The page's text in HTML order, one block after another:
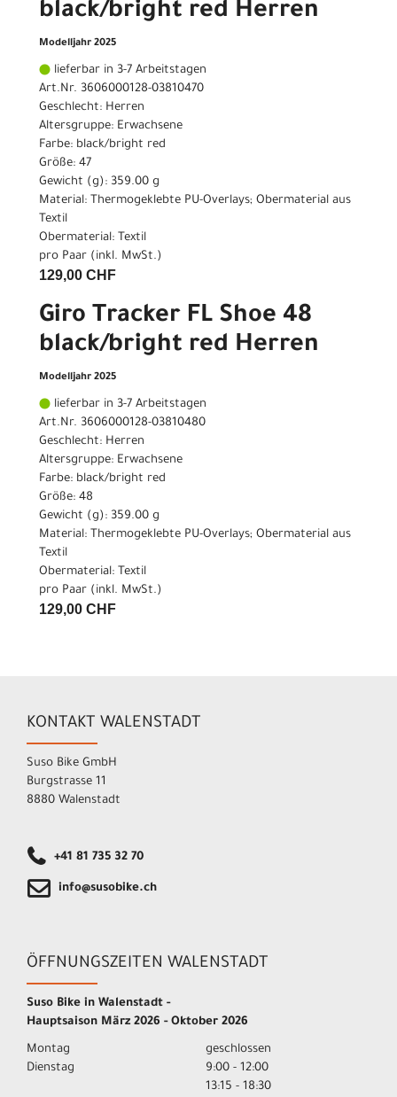
black/bright red Herren
Modelljahr 2025
lieferbar in 3-7 Arbeitstagen
Art.Nr. 3606000128-03810470
Geschlecht: Herren
Altersgruppe: Erwachsene
Farbe: black/bright red
Größe: 47
Gewicht (g): 359.00 g
Material: Thermogeklebte PU-Overlays; Obermaterial aus
Textil
Obermaterial: Textil
pro Paar (inkl. MwSt.)
129,00 CHF
Giro Tracker FL Shoe 48
black/bright red Herren
Modelljahr 2025
lieferbar in 3-7 Arbeitstagen
Art.Nr. 3606000128-03810480
Geschlecht: Herren
Altersgruppe: Erwachsene
Farbe: black/bright red
Größe: 48
Gewicht (g): 359.00 g
Material: Thermogeklebte PU-Overlays; Obermaterial aus
Textil
Obermaterial: Textil
pro Paar (inkl. MwSt.)
129,00 CHF
KONTAKT WALENSTADT
Suso Bike GmbH
Burgstrasse 11
8880 Walenstadt
+41 81 735 32 70
info@susobike.ch
ÖFFNUNGSZEITEN WALENSTADT
Suso Bike in Walenstadt -
Hauptsaison März 2026 - Oktober 2026
Montag
geschlossen
Dienstag
9:00 - 12:00
13:15 - 18:30